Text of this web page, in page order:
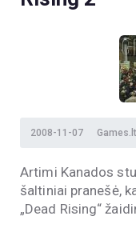
GELEŽIS
ŽAIDIMAI
2008-11-07 Games.lt
Artimi Kanados
šaltiniai pranešė,
„Dead Rising“